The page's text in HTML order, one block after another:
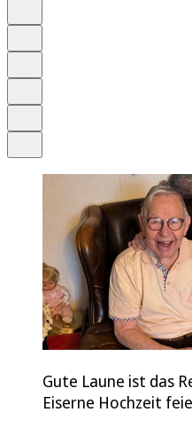
Gute Laune ist das
Eiserne Hochzeit